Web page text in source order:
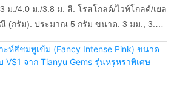
./4.0 ม./3.8 ม. สี: โรสโกลด์/ไวท์โกลด์/เยล
กรัม): ประมาณ 5 กรัม ขนาด: 3 มม., 3.5